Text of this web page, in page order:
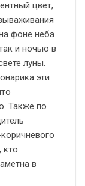
цвет,
фоне неба
и ночью в
луны.
эти
Также по
кто
в